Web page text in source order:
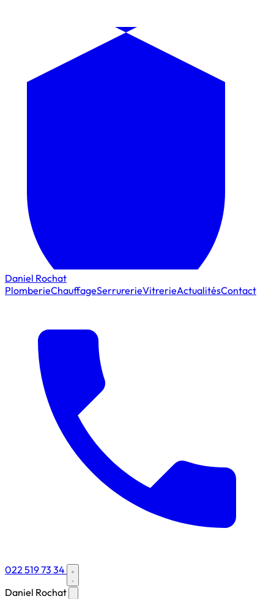
Daniel Rochat
PlomberieChauffageSerrurerieVitrerieActualitésContact
022 519 73 34
Daniel Rochat